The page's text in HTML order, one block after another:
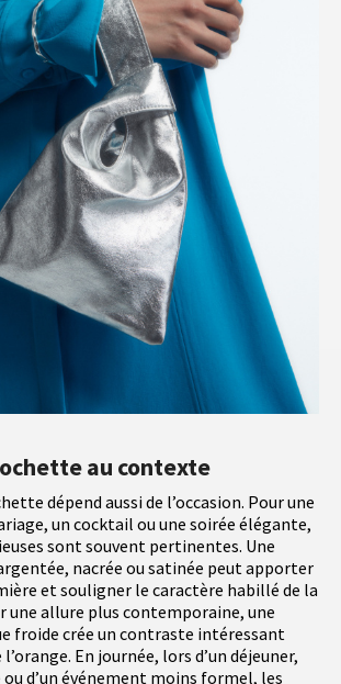
au contexte
dépend aussi de l’occasion. Pour une
un cocktail ou une soirée élégante,
sont souvent pertinentes. Une
nacrée ou satinée peut apporter
et souligner le caractère habillé de la
une allure plus contemporaine, une
froide crée un contraste intéressant
En journée, lors d’un déjeuner,
ou d’un événement moins formel, les